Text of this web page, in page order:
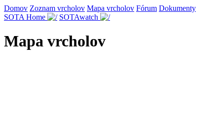
Domov Zoznam vrcholov Mapa vrcholov Fórum Dokumenty
SOTA Home
SOTAwatch
Mapa vrcholov